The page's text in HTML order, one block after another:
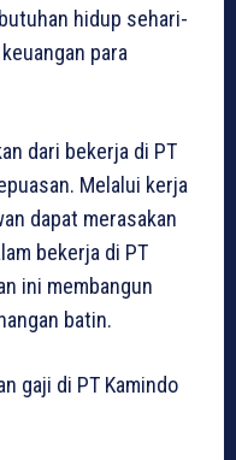
hidup sehari-
para
dari bekerja di PT
Melalui kerja
dapat merasakan
bekerja di PT
ini membangun
batin.
gaji di PT Kamindo